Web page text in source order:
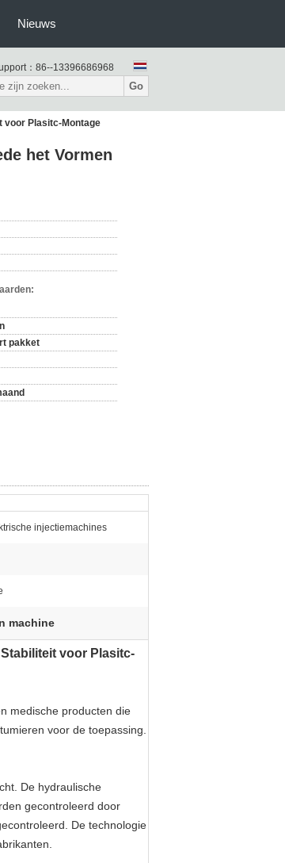
Nieuws
： 86--13396686968
Go
voor Plasitc-Montage
het Vormen
pakket
injectiemachines
machine
voor Plasitc-
medische producten die
voor de toepassing.
De hydraulische
gecontroleerd door
De technologie